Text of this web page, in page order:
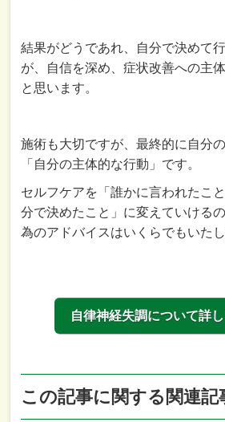
結果がどうであれ、自分で決めて
が、自信を深め、症状改善への主
と思います。
施術も大切ですが、最終的に自分
「自分の主体的な行動」です。
セルフケアを「誰かに言われたこ
分で決めたこと」に変えていける
為のアドバイスはいくらでもいたし
自律神経失調について詳
この記事に関する関連記